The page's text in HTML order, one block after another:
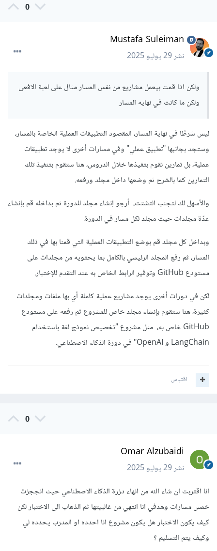
0
Mustafa Suleiman
نشر29 يوليو 2025
ولكن اذا قمت بيعمل مشاريع من نفس المسار مثال على لعبة الافعى
ولكن ما كانت في نهايه المسار
ليس شرطًا في نهاية المسار، المقصود التطبيقات العملية الخاصة بالمسار،
وستجد بجانبها "تطبيق عملي" وفي مسارات أخرى لا يوجد تطبيقات
عملية، بل تمارين نقوم بتفيذها خلال الدروس، هنا ستقوم بتنفيذ تلك
التمارين كما بالشرح ثم وضعها داخل مجلد ورفعه.
والأسهل لك لتجنب التشتت، أرجو إنشاء مجلد للدورة ثم بداخله قم بإنشاء
عدّة مجلدات حيث مجلد لكل مسار في الدورة.
وبداخل كل مجلد قم بوضع التطبيقات العملية التي قمنا بها في ذلك
المسار، ثم رفع المجلد الرئيسي بالكامل بما يحتويه من مجلدات على
مستودع GitHub وتوفير الرابط الخاص به عند التقدم للإختبار.
لكن في دورات أخرى يوجد مشاريع عملية كاملة أي بها ملفات ومجلدات
كثيرة، هنا ستقوم بإنشاء مجلد خاص للمشروع ثم رفعه على مستودع
GitHub خاص به، مثل مشروع "تخصيص نموذج لغة باستخدام
LangChain و OpenAI" في دورة الذكاء الاصطناعي.
اقتباس
0
Omar Alzubaidi
نشر29 يوليو 2025
انا اقتربت ان شاء الله من انهاء دزرة الذكاء الاصطناعي حيث انججزت
خمس مسارات وهدفي انا انتهي من غالبيتها ثم الذهاب الى الاختبار لكن
كيف يكون الاختبار هل يكون مشروع انا احدده او المدرب يحدده لي
وكيف يتم التسليم ؟